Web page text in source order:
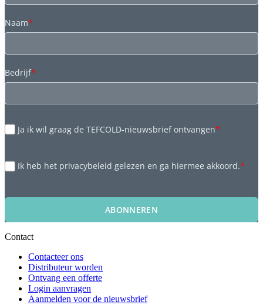
Naam*
Bedrijf*
Ja ik wil graag de TEFCOLD-nieuwsbrief ontvangen*
Ik heb het privacybeleid gelezen en ga hiermee akkoord.*
ABONNEREN
Contact
Contacteer ons
Distributeur worden
Ontvang een offerte
Login aanvragen
Aanmelden voor de nieuwsbrief